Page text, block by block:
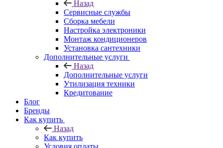
Назад
Сервисные службы
Сборка мебели
Настройка электроники
Монтаж кондиционеров
Установка сантехники
Дополнительные услуги
Назад
Дополнительные услуги
Утилизация техники
Кредитование
Блог
Бренды
Как купить
Назад
Как купить
Условия оплаты